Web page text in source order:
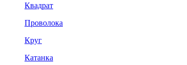
Квадрат
Проволока
Круг
Катанка